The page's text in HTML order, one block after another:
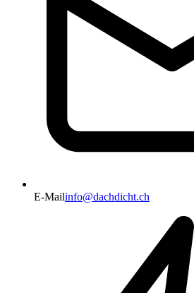
E-Mailinfo@dachdicht.ch